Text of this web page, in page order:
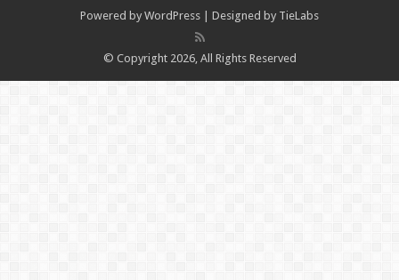
Powered by WordPress | Designed by TieLabs
© Copyright 2026, All Rights Reserved